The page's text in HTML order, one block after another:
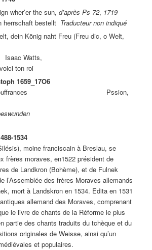
wher’er the sun,d’après Ps 72, 1719
bestellt Traducteur non indiqué
König naht Freu (Freu dic, o Welt,
ton roi
1659_17O6
tes souffrances Pssion,
1534
moine franciscain à Breslau, se
frères moraves, en1522 président de
de Landkron (Bohème), et de Fulnek
l’Assemblée des frères Moraves allemands
mort à Landskron en 1534. Edita en 1531
allemand des Moraves, comprenant
le livre de chants de la Réforme le plus
partie des chants traduits du tchèque et du
originales de Weisse, ainsi qu’un
et populaires.